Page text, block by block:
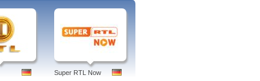
Super RTL Now